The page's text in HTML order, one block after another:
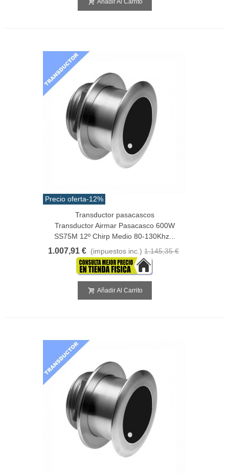
Añadir Al Carrito
Precio oferta-12%
Transductor pasacascos
Transductor Airmar Pasacasco 600W
SS75M 12º Chirp Medio 80-130Khz...
1.007,91 € (impuestos inc.) 1.145,35 €
Añadir Al Carrito